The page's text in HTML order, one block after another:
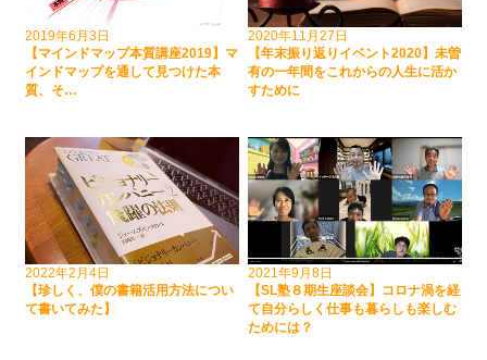
2019年6月3日
【マインドマップ本質講座2019】マ
インドマップを通して見つけた本
質、そ…
2020年11月27日
【年末振り返りイベント2020】未曽
有の一年間をこれからの人生に活か
すために
2022年2月4日
【珍しく、僕の書籍活用方法につい
て書いてみた】
2021年9月8日
【SL塾８期生座談会】コロナ渦を経
て自分らしく仕事も暮らしも楽しむ
ためには？